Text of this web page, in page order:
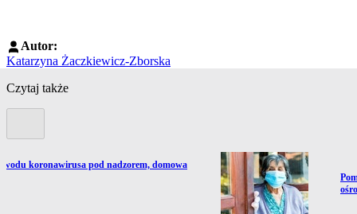
Autor:
Katarzyna Żaczkiewicz-Zborska
Czytaj także
koronawirusa pod nadzorem, domowa